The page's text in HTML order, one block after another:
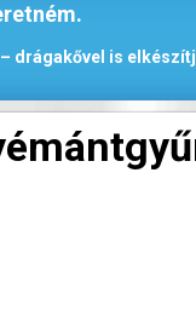
drágakővel is